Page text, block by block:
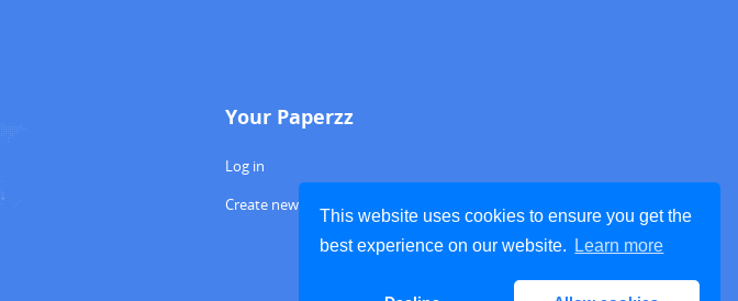
This website uses cookies to ensure you get the
best experience on our website.
Learn more
Your Paperzz
Log in
Create new account